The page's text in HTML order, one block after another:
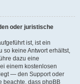
oder juristische
ist, ist ein
so keine Antwort erhältst,
dazu eine
einem kostenlosen
— den Support oder
beachte, dass phpBB